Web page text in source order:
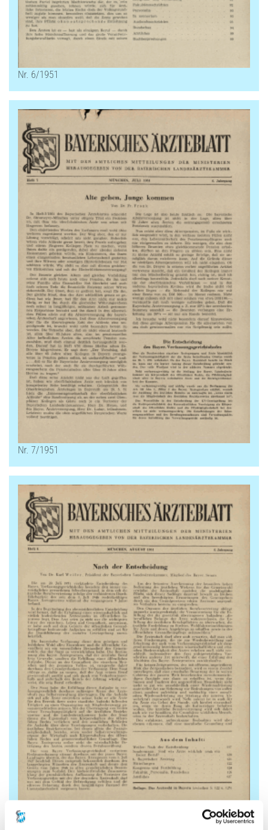
Nr. 6/1951
Nr. 7/1951
Nr. 8/1951